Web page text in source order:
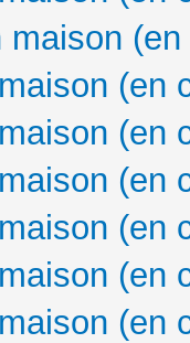
(en
(en
(en
(en
(en
(en